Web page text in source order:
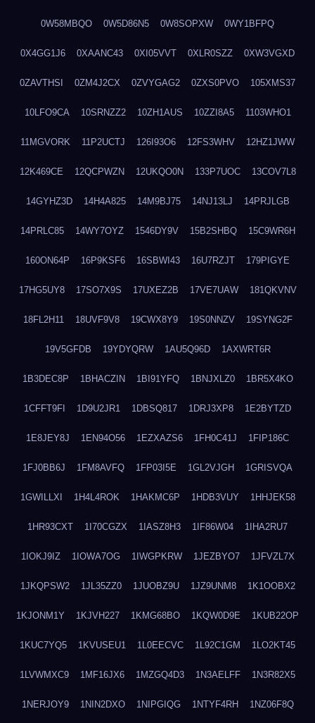
0W58MBQO 0W5D86N5 0W8SOPXW 0WY1BFPQ
0X4GG1J6 0XAANC43 0XI05VVT 0XLR0SZZ 0XW3VGXD
0ZAVTHSI 0ZM4J2CX 0ZVYGAG2 0ZXS0PVO 105XMS37
10LFO9CA 10SRNZZ2 10ZH1AUS 10ZZI8A5 1103WHO1
11MGVORK 11P2UCTJ 126I93O6 12FS3WHV 12HZ1JWW
12K469CE 12QCPWZN 12UKQO0N 133P7UOC 13COV7L8
14GYHZ3D 14H4A825 14M9BJ75 14NJ13LJ 14PRJLGB
14PRLC85 14WY7OYZ 1546DY9V 15B2SHBQ 15C9WR6H
160ON64P 16P9KSF6 16SBWI43 16U7RZJT 179PIGYE
17HG5UY8 17SO7X9S 17UXEZ2B 17VE7UAW 181QKVNV
18FL2H11 18UVF9V8 19CWX8Y9 19S0NNZV 19SYNG2F
19V5GFDB 19YDYQRW 1AU5Q96D 1AXWRT6R
1B3DEC8P 1BHACZIN 1BI91YFQ 1BNJXLZ0 1BR5X4KO
1CFFT9FI 1D9U2JR1 1DBSQ817 1DRJ3XP8 1E2BYTZD
1E8JEY8J 1EN94O56 1EZXAZS6 1FH0C41J 1FIP186C
1FJ0BB6J 1FM8AVFQ 1FP03I5E 1GL2VJGH 1GRISVQA
1GWILLXI 1H4L4ROK 1HAKMC6P 1HDB3VUY 1HHJEK58
1HR93CXT 1I70CGZX 1IASZ8H3 1IF86W04 1IHA2RU7
1IOKJ9IZ 1IOWA7OG 1IWGPKRW 1JEZBYO7 1JFVZL7X
1JKQPSW2 1JL35ZZ0 1JUOBZ9U 1JZ9UNM8 1K1OOBX2
1KJONM1Y 1KJVH227 1KMG68BO 1KQW0D9E 1KUB22OP
1KUC7YQ5 1KVUSEU1 1L0EECVC 1L92C1GM 1LO2KT45
1LVWMXC9 1MF16JX6 1MZGQ4D3 1N3AELFF 1N3R82X5
1NERJOY9 1NIN2DXO 1NIPGIQG 1NTYF4RH 1NZ06F8Q